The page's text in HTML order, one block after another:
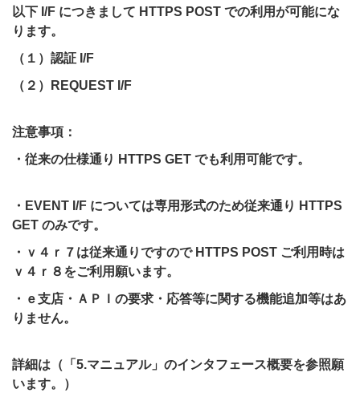
以下 I/F につきまして HTTPS POST での利用が可能にな
ります。
（１）認証 I/F
（２）REQUEST I/F
注意事項：
・従来の仕様通り HTTPS GET でも利用可能です。
・EVENT I/F については専用形式のため従来通り HTTPS
GET のみです。
・ｖ４ｒ７は従来通りですので HTTPS POST ご利用時は
ｖ４ｒ８をご利用願います。
・ｅ支店・ＡＰＩの要求・応答等に関する機能追加等はあ
りません。
詳細は（「5.マニュアル」のインタフェース概要を参照願
います。）